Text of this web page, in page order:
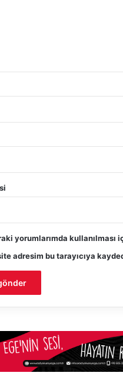
yorumlarımda kullanılması
adresim bu tarayıcıya